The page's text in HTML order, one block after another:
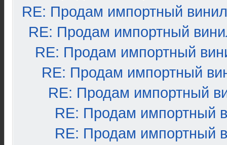
RE: Продам импортный винил
RE: Продам импортный
RE: Продам импортный
RE: Продам импортный
RE: Продам импортный
RE: Продам импортный
RE: Продам импортный